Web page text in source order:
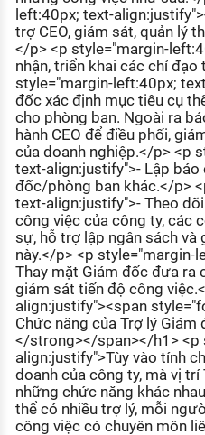
left:40px; text-
trợ CEO, giám sát, quản lý
</p> <p style="margin-
nhận, triển khai các chỉ
style="margin-left:40px;
đốc xác định mục tiêu cụ
cho phòng ban. Ngoài ra
hành CEO để điều phối,
của doanh nghiệp.</p> <p
text-align:justify">- Lập
đốc/phòng ban khác.</p>
text-align:justify">- Theo
công việc của công ty, các
sự, hỗ trợ lập ngân sách và
này.</p> <p
Thay mặt Giám đốc đưa ra
giám sát tiến độ công
align:justify"><span
Chức năng của Trợ lý
</strong></span></h1> <p
align:justify">Tùy vào tính
doanh của công ty, mà vị
những chức năng khác
thể có nhiều trợ lý, mỗi
công việc có chuyên môn